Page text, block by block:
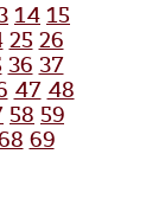
14 15
25 26
36 37
47 48
58 59
69